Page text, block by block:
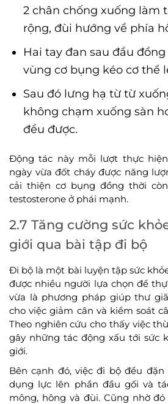
2 chân chống xuống làm
rộng, đùi hướng về phía
Hai tay đan sau đầu
vùng cơ bụng kéo cơ thể
Sau đó lưng hạ từ từ
không chạm xuống sàn
đều được.
Động tác này mỗi lượt thực
ngày vừa đốt cháy được năng
cải thiện cơ bụng đồng thời
testosterone ở phái mạnh.
2.7 Tăng cường sức
giới qua bài tập đi bộ
Đi bộ là một bài luyện tập sức
được nhiều người lựa chọn để
vừa là phương pháp giúp thư
cho việc giảm cân và kiểm soát
Theo nghiên cứu cho thấy việc
gây những tác động xấu tới sức
giới.
Bên cạnh đó, việc đi bộ đều
dụng lực lên phần đầu gối và
mông, hông và đùi. Cũng nhờ